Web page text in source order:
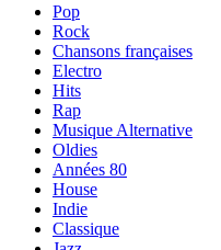
Pop
Rock
Chansons françaises
Electro
Hits
Rap
Musique Alternative
Oldies
Années 80
House
Indie
Classique